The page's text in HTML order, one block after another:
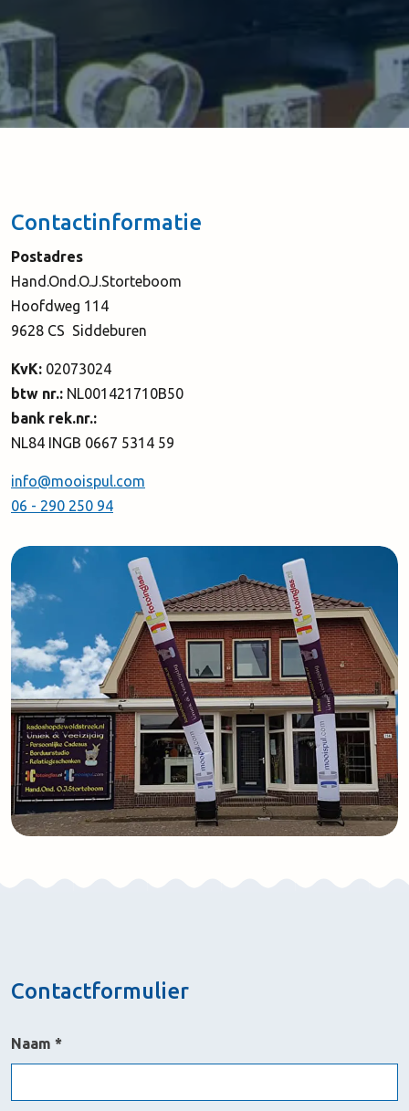
Contactinformatie
Postadres
Hand.Ond.O.J.Storteboom
Hoofdweg 114
9628 CS Siddeburen
KvK: 02073024
btw nr.: NL001421710B50
bank rek.nr.:
NL84 INGB 0667 5314 59
info@mooispul.com
06 - 290 250 94
Contactformulier
Naam *